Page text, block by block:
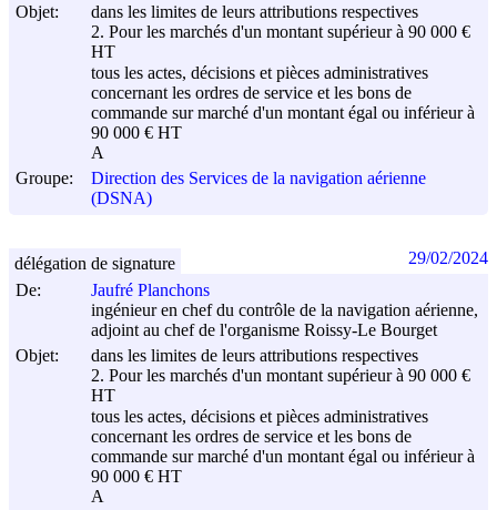
Objet:
dans les limites de leurs attributions respectives
2. Pour les marchés d'un montant supérieur à 90 000 €
HT
tous les actes, décisions et pièces administratives
concernant les ordres de service et les bons de
commande sur marché d'un montant égal ou inférieur à
90 000 € HT
A
Groupe:
Direction des Services de la navigation aérienne
(DSNA)
De:
Jaufré Planchons
ingénieur en chef du contrôle de la navigation aérienne,
adjoint au chef de l'organisme Roissy-Le Bourget
Objet:
dans les limites de leurs attributions respectives
2. Pour les marchés d'un montant supérieur à 90 000 €
HT
tous les actes, décisions et pièces administratives
concernant les ordres de service et les bons de
commande sur marché d'un montant égal ou inférieur à
90 000 € HT
A
délégation de signature 29/02/2024